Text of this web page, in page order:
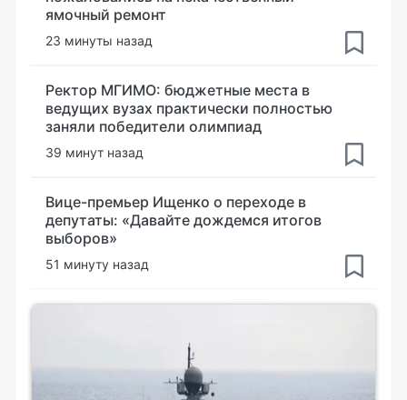
ямочный ремонт
23 минуты назад
Ректор МГИМО: бюджетные места в
ведущих вузах практически полностью
заняли победители олимпиад
39 минут назад
Вице-премьер Ищенко о переходе в
депутаты: «Давайте дождемся итогов
выборов»
51 минуту назад